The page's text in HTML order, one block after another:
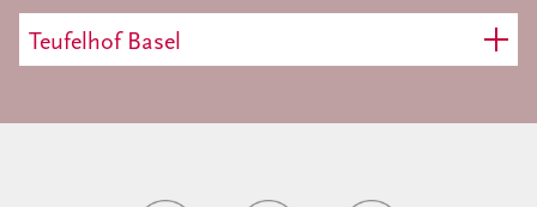
Teufelhof Basel